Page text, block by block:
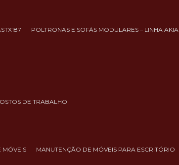
POLTRONAS E SOFÁS MODULARES – LINHA AKIA
POSTOS DE TRABALHO
MÓVEIS MANUTENÇÃO DE MÓVEIS PARA ESCRITÓRIO